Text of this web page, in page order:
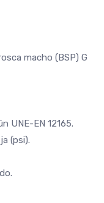
macho (BSP) G
UNE-EN 12165.
(psi).